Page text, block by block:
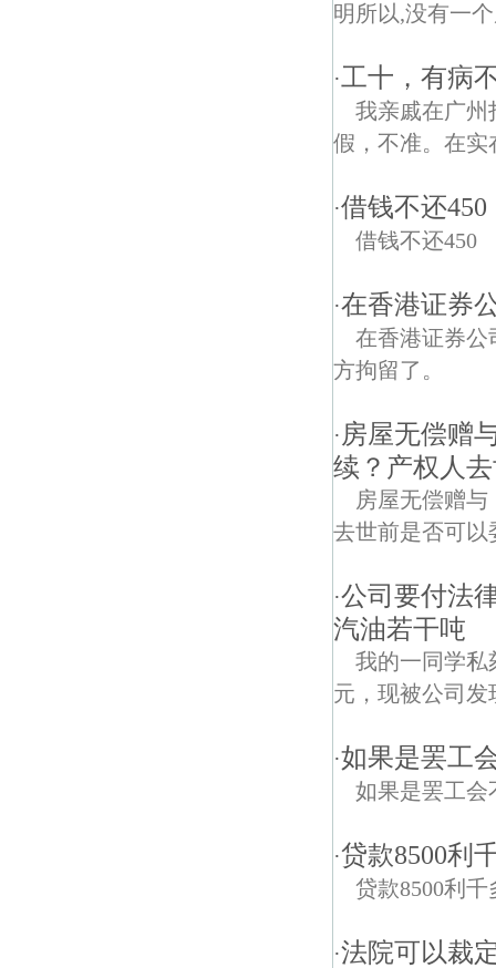
明所以,没有一
·工十，有病
我亲戚在广州
假，不准。在实
·借钱不还450
借钱不还450
·在香港证券
在香港证券公
方拘留了。
· 房屋无偿赠
续？产权人
房屋无偿赠
去世前是否可以
·公司要付法
汽油若干吨
我的一同学私
元，现被公司
·如果是罢工
如果是罢工会
·贷款8500利
贷款8500利
·法院可以裁